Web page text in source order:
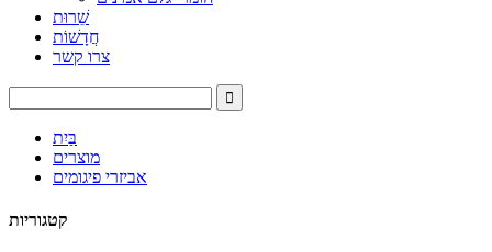
שֵׁרוּת
חֲדָשׁוֹת
צרו קשר
בַּיִת
מוצרים
אביזרי פיגומים
קטגוריות